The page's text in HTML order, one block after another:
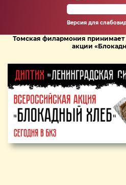
Версия для
Томская филармония принимает
акции